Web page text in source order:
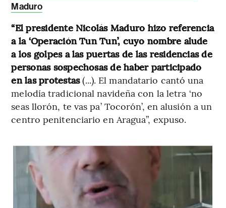
Maduro
“El presidente Nicolás Maduro hizo referencia
a la ‘Operación Tun Tun’, cuyo nombre alude
a los golpes a las puertas de las residencias de
personas sospechosas de haber participado
en las protestas(...). El mandatario cantó una
melodía tradicional navideña con la letra ‘no
seas llorón, te vas pa’ Tocorón’, en alusión a un
centro penitenciario en Aragua”, expuso.